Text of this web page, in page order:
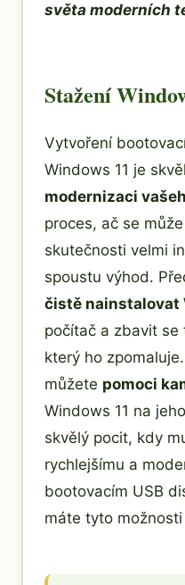
světa moderních
Stažení
Vytvoření
Windows 11 je
modernizaci
proces, ač se
skutečnosti velmi
spoustu výhod.
čistě nainstalovat
počítač a zbavit
který ho
můžete pomoci
Windows 11 na
skvělý pocit, kdy
rychlejšímu a
bootovacím USB
máte tyto